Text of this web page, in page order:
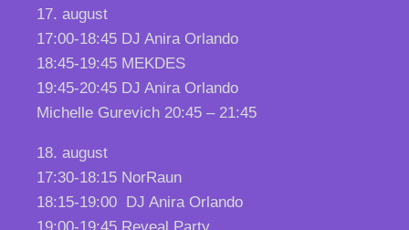
17. august
17:00-18:45 DJ Anira Orlando
18:45-19:45 MEKDES
19:45-20:45 DJ Anira Orlando
Michelle Gurevich 20:45 – 21:45
18. august
17:30-18:15 NorRaun
18:15-19:00
DJ Anira Orlando